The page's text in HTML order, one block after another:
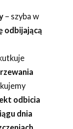
– szyba w
odbijającą
odbicia
dnia